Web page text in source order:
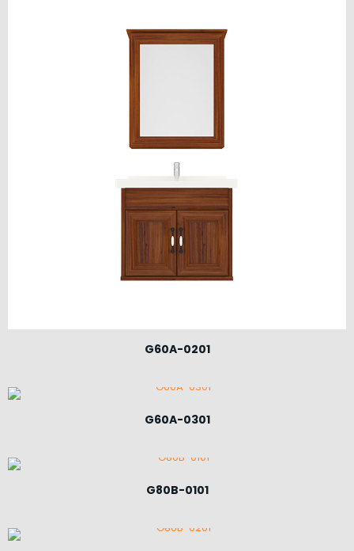
G60A-0201
G60A-0301
G80B-0101